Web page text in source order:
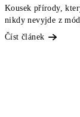
Kousek přírody,
nikdy nevyjde z
Číst článek